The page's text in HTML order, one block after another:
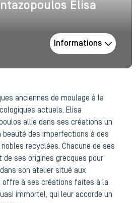
Pantazopoulos
Elisa
Informations
anciennes de moulage à la
actuels, Elisa
allie dans ses créations un
beauté des imperfections à des
recyclées. Chacune de ses
de ses origines grecques pour
son atelier situé aux
offre à ses créations faites à la
immortel, qui leur accorde un